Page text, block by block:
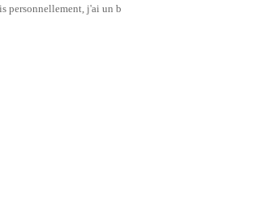
personnellement, j'ai un b